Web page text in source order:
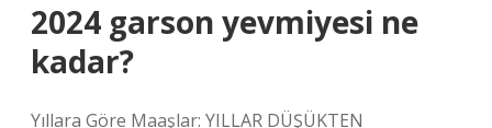
2024 garson yevmiyesi ne
kadar?
Yıllara Göre Maaşlar: YILLAR DÜŞÜKTEN